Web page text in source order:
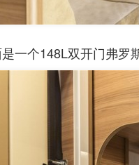
一个148L双开门弗罗